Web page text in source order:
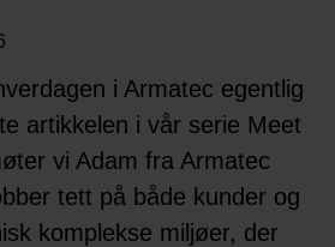
i Armatec egentlig
artikkelen i vår serie Meet
vi Adam fra Armatec
tett på både kunder og
komplekse miljøer, der